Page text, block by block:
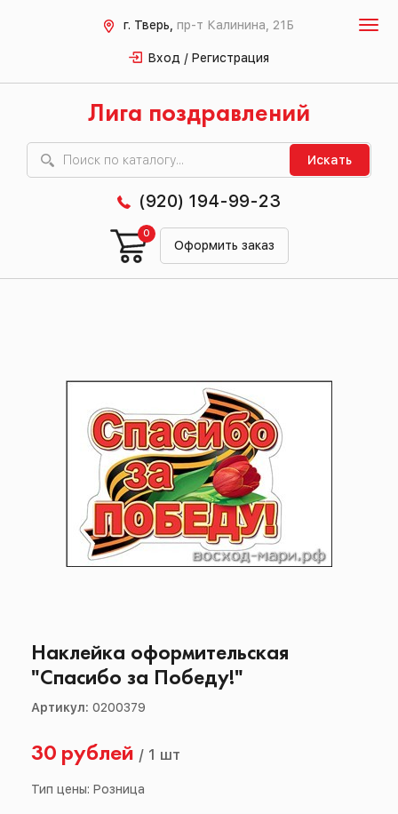
г. Тверь, пр-т Калинина, 21Б
Вход / Регистрация
Лига поздравлений
Искать
(920) 194-99-23
Оформить заказ
0
Наклейка оформительская
"Спасибо за Победу!"
Артикул: 0200379
30 рублей / 1 шт
Тип цены: Розница